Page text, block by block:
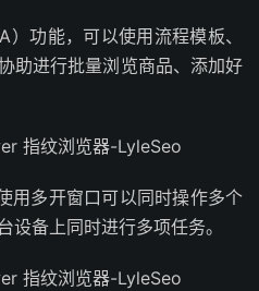
功能，可以使用流程模板、
助进行批量浏览商品、添加好
用多开窗口可以同时操作多个
设备上同时进行多项任务。